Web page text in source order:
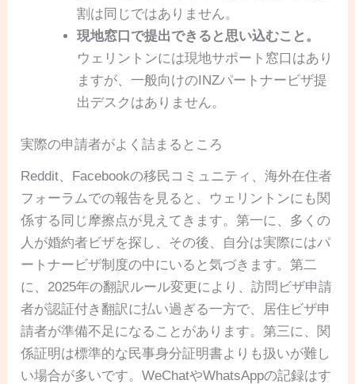
割は同じではありません。
現地窓口で提出できると思い込むこと。
ウェリントンには現地サポート窓口はあり
ますが、一般向けのINZパートナービザ提
出デスクはありません。
実際の申請者がよく詰まるところ
Reddit、Facebookの移民コミュニティ、海外在住者
フォーラムでの報告を見ると、ウェリントンにも関
係する同じ摩擦点が見えてきます。第一に、多くの
人が婚約者ビザを探し、その後、自分は実際にはパ
ートナービザ制度の中にいると気づきます。第二
に、2025年の翻訳ルール変更により、訪問ビザ申請
者が認証付き翻訳に払い過ぎる一方で、居住ビザ申
請者が準備不足になることがあります。第三に、関
係証明は標準的な民事身分証明書よりも扱いが難し
い場合が多いです。WeChatやWhatsAppの記録はす